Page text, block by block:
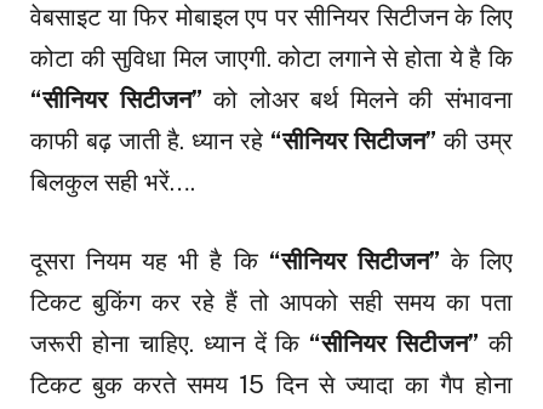
वेबसाइट या फिर मोबाइल एप पर सीनियर सिटीजन के लिए
कोटा की सुविधा मिल जाएगी. कोटा लगाने से होता ये है कि
“सीनियर सिटीजन”को लोअर बर्थ मिलने की संभावना
काफी बढ़ जाती है. ध्यान रहे “सीनियर सिटीजन”की उम्र
बिलकुल सही भरें….
दूसरा नियम यह भी है कि“सीनियर सिटीजन”के लिए
टिकट बुकिंग कर रहे हैं तो आपको सही समय का पता
जरूरी होना चाहिए. ध्यान दें कि “सीनियर सिटीजन” की
टिकट बुक करते समय 15 दिन से ज्यादा का गैप होना